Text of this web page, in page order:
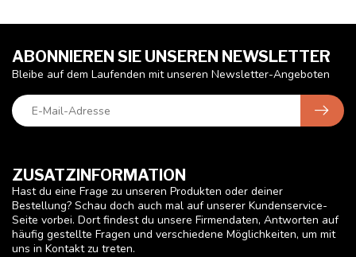
ZUSATZINFORMATION
Hast du eine Frage zu unseren Produkten oder deiner
Bestellung? Schau doch auch mal auf unserer Kundenservice-
Seite vorbei. Dort findest du unsere Firmendaten, Antworten auf
häufig gestellte Fragen und verschiedene Möglichkeiten, um mit
uns in Kontakt zu treten.
ABONNIEREN SIE UNSEREN NEWSLETTER
Bleibe auf dem Laufenden mit unseren Newsletter-Angeboten